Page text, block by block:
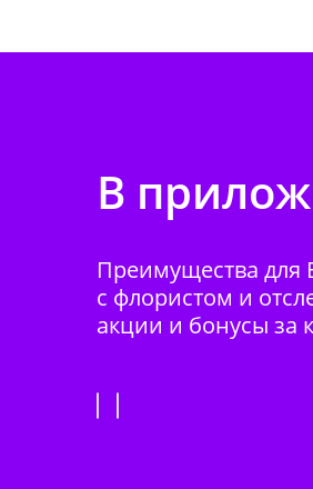
В
Преимущества для
с флористом и
акции и бонусы за